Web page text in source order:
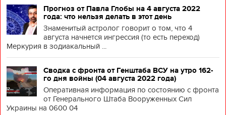
Прогноз от Павла Глобы на 4 августа 2022
года: что нельзя делать в этот день
Знаменитый астролог говорит о том, что 4
августа начнется ингрессия (то есть переход)
Меркурия в зодиакальный ...
Сводка с фронта от Генштаба ВСУ на утро 162-
го дня войны (04 августа 2022 года)
Оперативная информация по состоянию с фронта
от Генерального Штаба Вооруженных Сил
Украины на 0600 04